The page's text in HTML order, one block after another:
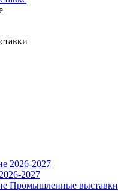
2026-2027
2027
Промышленные выставки